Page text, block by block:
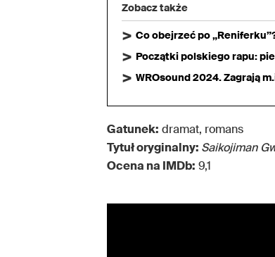
Zobacz także
Co obejrzeć po
Początki polskiego rapu:
WROsound 2024. Zagrają
Gatunek: dramat, romans
Tytuł oryginalny: Saikojiman
Ocena na IMDb: 9,1